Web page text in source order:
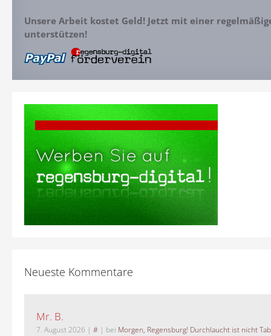
Unsere Arbeit kostet Geld! Jetzt mit einer
unterstützen!
Neueste Kommentare
Mr. B.
7. August 2026 | # | bei Morgen, Regensburg! Durchlaucht ist nicht